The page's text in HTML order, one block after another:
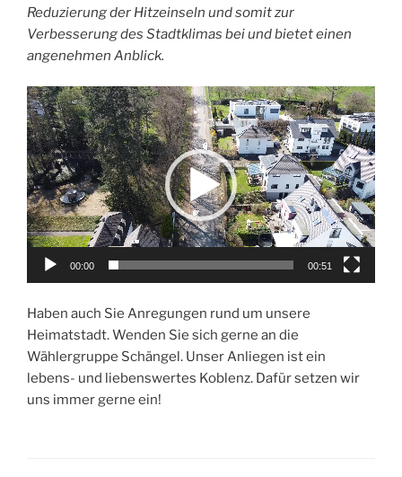
Reduzierung der Hitzeinseln und somit zur
Verbesserung des Stadtklimas bei und bietet einen
angenehmen Anblick.
Video-
Player
00:00 00:51
Haben auch Sie Anregungen rund um unsere
Heimatstadt. Wenden Sie sich gerne an die
Wählergruppe Schängel. Unser Anliegen ist ein
lebens- und liebenswertes Koblenz. Dafür setzen wir
uns immer gerne ein!